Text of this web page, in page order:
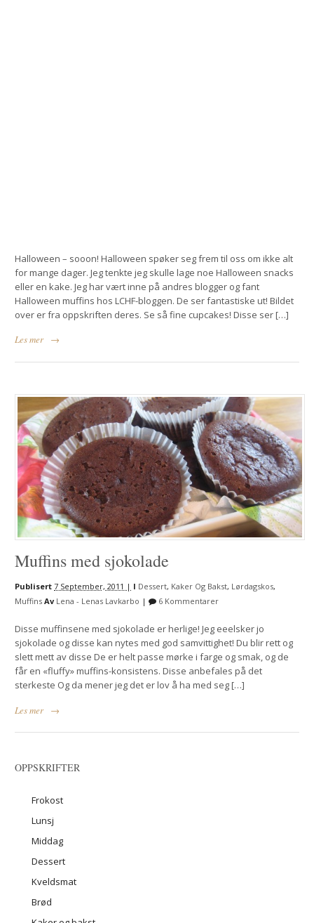
Halloween – sooon! Halloween spøker seg frem til oss om ikke alt
for mange dager. Jeg tenkte jeg skulle lage noe Halloween snacks
eller en kake. Jeg har vært inne på andres blogger og fant
Halloween muffins hos LCHF-bloggen. De ser fantastiske ut! Bildet
over er fra oppskriften deres. Se så fine cupcakes! Disse ser […]
Les mer
→
Muffins med sjokolade
Publisert7 September, 2011 | I Dessert, Kaker Og Bakst, Lørdagskos,
Muffins Av Lena - Lenas Lavkarbo | 6 Kommentarer
Disse muffinsene med sjokolade er herlige! Jeg eeelsker jo
sjokolade og disse kan nytes med god samvittighet! Du blir rett og
slett mett av disse De er helt passe mørke i farge og smak, og de
får en «fluffy» muffins-konsistens. Disse anbefales på det
sterkeste Og da mener jeg det er lov å ha med seg […]
Les mer
→
OPPSKRIFTER
Frokost
Lunsj
Middag
Dessert
Kveldsmat
Brød